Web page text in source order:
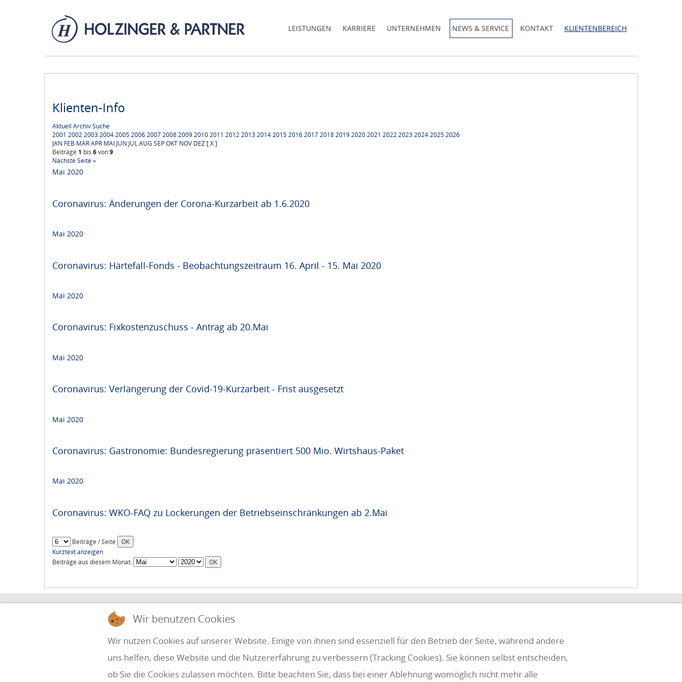
LEISTUNGEN KARRIERE UNTERNEHMEN NEWS & SERVICE KONTAKT KLIENTENBEREICH
Klienten-Info
Aktuell ArchivSuche
2001 2002200320042005200620072008200920102011 2012201320142015201620172018201920202021 20222023202420252026
JAN FEB MÄRAPR MAI JUN JULAUG SEPOKT NOV DEZ [ X ]
Beiträge 1 bis 6von9
Nächste Seite »
Mai 2020
Coronavirus: Änderungen der Corona-Kurzarbeit ab 1.6.2020
Mai 2020
Coronavirus: Härtefall-Fonds - Beobachtungszeitraum 16. April - 15. Mai 2020
Mai 2020
Coronavirus: Fixkostenzuschuss - Antrag ab 20.Mai
Mai 2020
Coronavirus: Verlängerung der Covid-19-Kurzarbeit - Frist ausgesetzt
Mai 2020
Coronavirus: Gastronomie: Bundesregierung präsentiert 500 Mio. Wirtshaus-Paket
Mai 2020
Coronavirus: WKO-FAQ zu Lockerungen der Betriebseinschränkungen ab 2.Mai
Beiträge / Seite
Kurztext anzeigen
Beiträge aus diesem Monat:
HOLZINGER & PARTNER
STEUERBERATUNG UND WIRTSCHAFTSPRÜFUNG
office@holzinger.at
Fax: +43 7272 39 79 - 9
Klientenbereich
Disclaimer
Wir benutzen Cookies
Wir nutzen Cookies auf unserer Website. Einige von ihnen sind essenziell für den Betrieb der Seite, während andere
uns helfen, diese Website und die Nutzererfahrung zu verbessern (Tracking Cookies). Sie können selbst entscheiden,
ob Sie die Cookies zulassen möchten. Bitte beachten Sie, dass bei einer Ablehnung womöglich nicht mehr alle